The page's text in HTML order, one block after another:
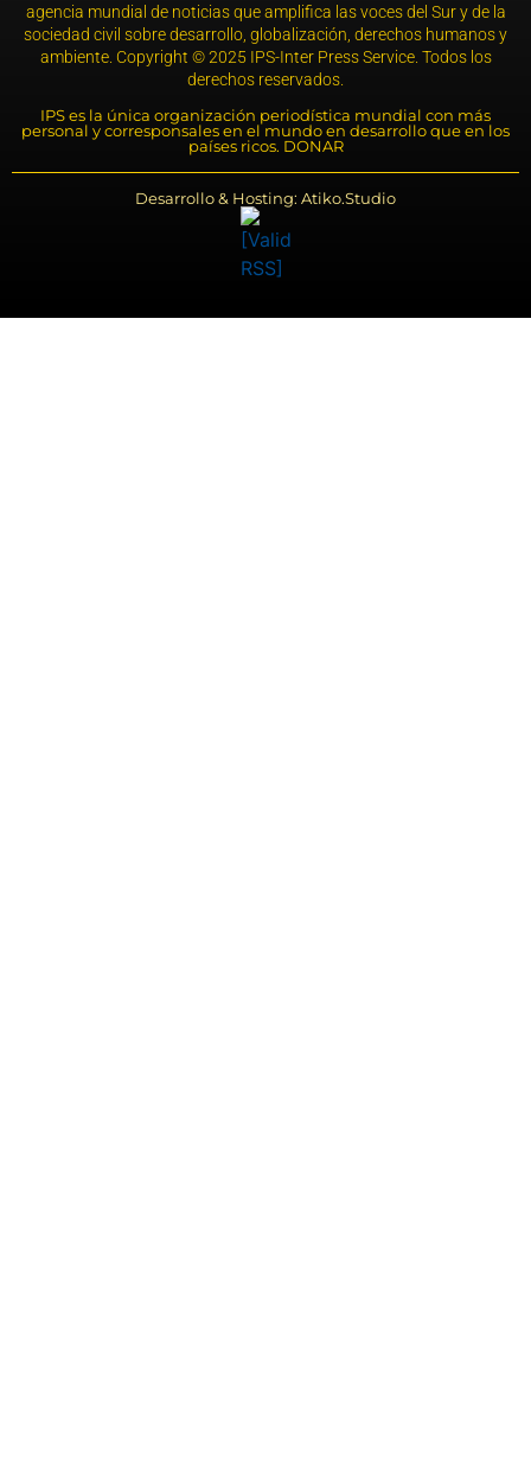
agencia mundial de noticias que amplifica las voces del Sur y de la
sociedad civil sobre desarrollo, globalización, derechos humanos y
ambiente. Copyright © 2025 IPS-Inter Press Service. Todos los
derechos reservados.
IPS es la única organización periodística mundial con más
personal y corresponsales en el mundo en desarrollo que en los
países ricos. DONAR
Desarrollo & Hosting: Atiko.Studio